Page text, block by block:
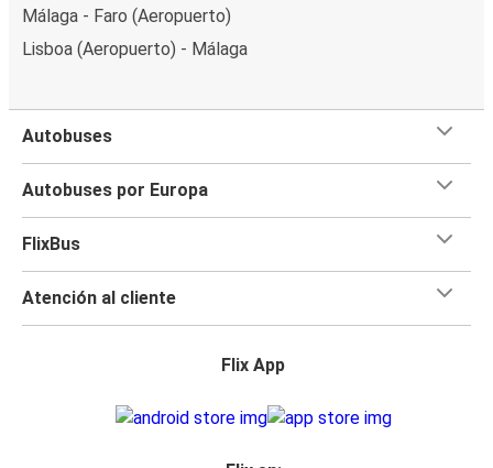
Málaga - Faro (Aeropuerto)
Lisboa (Aeropuerto) - Málaga
Autobuses
Autobuses por Europa
FlixBus
Atención al cliente
Flix App